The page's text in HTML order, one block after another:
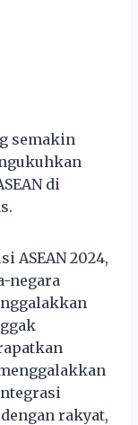
semakin
di
ASEAN 2024,
negara
rakyat,